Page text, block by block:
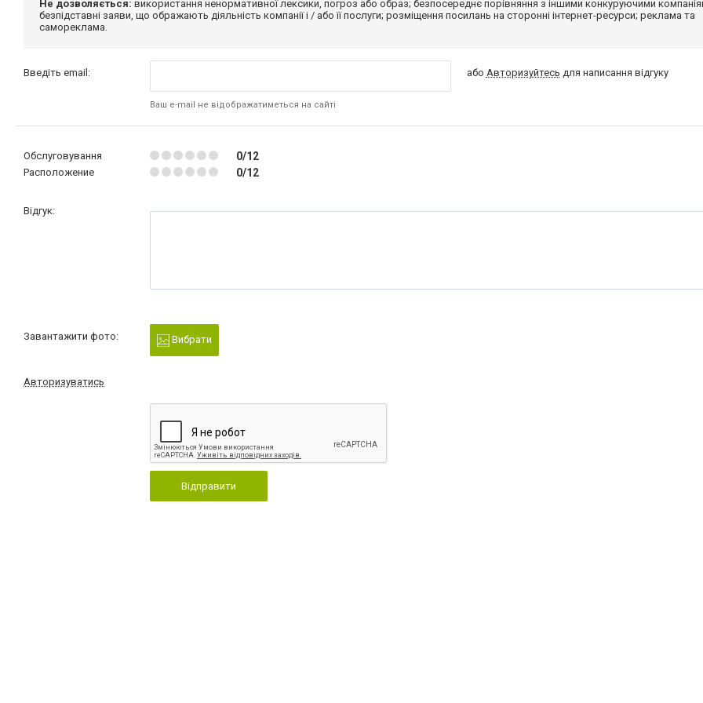
Не дозволяється: використання ненормативної лексики, погроз або образ; безпосереднє порівняння з іншими конкуруючими
безпідставні заяви, що ображають діяльність компанії і / або її послуги; розміщення посилань на сторонні інтернет-ресурси; реклама та
самореклама.
Введіть email:
Ваш e-mail не відображатиметься на сайті
або Авторизуйтесь для написання відгуку
Обслуговування 0/12
Расположение 0/12
Відгук:
Завантажити фото: Вибрати
Авторизуватись
Відправити